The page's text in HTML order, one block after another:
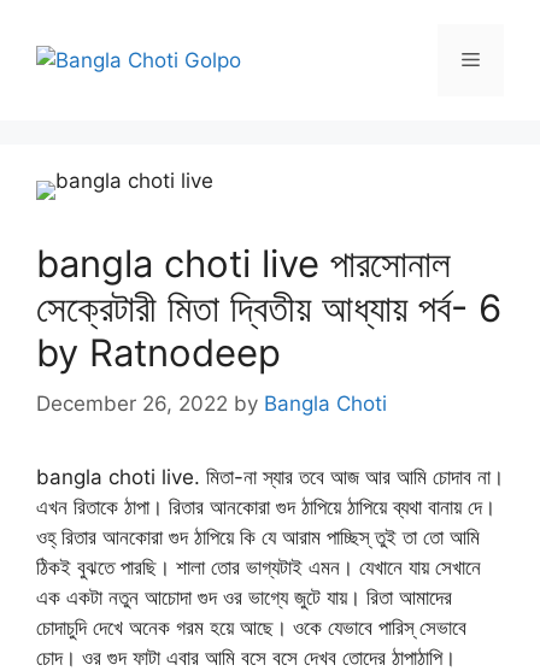
content
Menu
bangla choti live পারসোনাল
সেক্রেটারী মিতা দ্বিতীয় আধ্যায় পর্ব- 6
by Ratnodeep
December 26, 2022 by Bangla Choti
bangla choti live. মিতা-না স্যার তবে আজ আর আমি চোদাব না।
এখন রিতাকে ঠাপা। রিতার আনকোরা গুদ ঠাপিয়ে ঠাপিয়ে ব্যথা বানায় দে।
ওহ্ রিতার আনকোরা গুদ ঠাপিয়ে কি যে আরাম পাচ্ছিস্ তুই তা তো আমি
ঠিকই বুঝতে পারছি। শালা তোর ভাগ্যটাই এমন। যেখানে যায় সেখানে
এক একটা নতুন আচোদা গুদ ওর ভাগ্যে জুটে যায়। রিতা আমাদের
চোদাচুদি দেখে অনেক গরম হয়ে আছে। ওকে যেভাবে পারিস্ সেভাবে
চোদ। ওর গুদ ফাটা এবার আমি বসে বসে দেখব তোদের ঠাপাঠাপি।